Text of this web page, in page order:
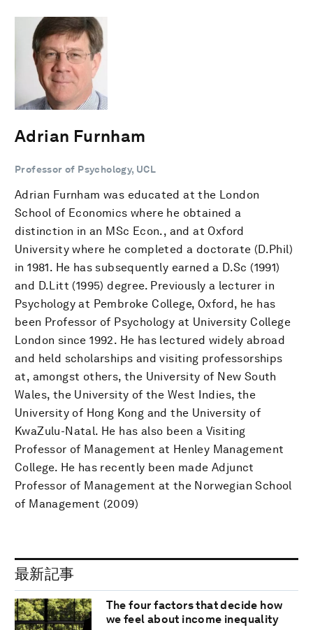
Adrian Furnham
Professor of Psychology, UCL
Adrian Furnham was educated at the London
School of Economics where he obtained a
distinction in an MSc Econ., and at Oxford
University where he completed a doctorate (D.Phil)
in 1981. He has subsequently earned a D.Sc (1991)
and D.Litt (1995) degree. Previously a lecturer in
Psychology at Pembroke College, Oxford, he has
been Professor of Psychology at University College
London since 1992. He has lectured widely abroad
and held scholarships and visiting professorships
at, amongst others, the University of New South
Wales, the University of the West Indies, the
University of Hong Kong and the University of
KwaZulu-Natal. He has also been a Visiting
Professor of Management at Henley Management
College. He has recently been made Adjunct
Professor of Management at the Norwegian School
of Management (2009)
最新記事
The four factors that decide how
we feel about income inequality